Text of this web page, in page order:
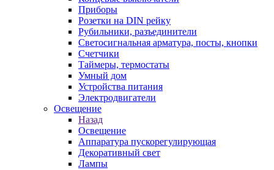
Приборы
Розетки на DIN рейку
Рубильники, разъединители
Светосигнальная арматура, посты, кнопки
Счетчики
Таймеры, термостаты
Умный дом
Устройства питания
Электродвигатели
Освещение
Назад
Освещение
Аппаратура пускорегулирующая
Декоративный свет
Лампы